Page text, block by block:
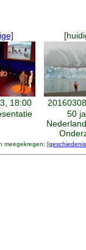
18:00
50
meegekregen: [geschiedenis